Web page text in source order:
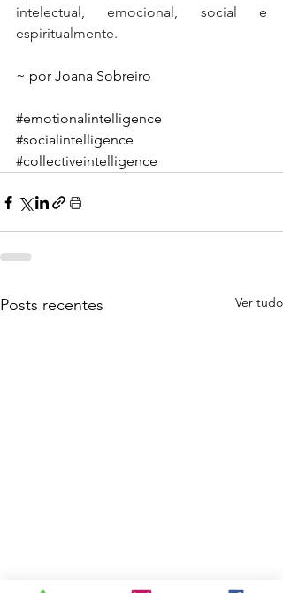
intelectual, emocional, social e
espiritualmente.
~ por Joana Sobreiro
#emotionalintelligence
#socialintelligence
#collectiveintelligence
Posts recentes Ver tudo